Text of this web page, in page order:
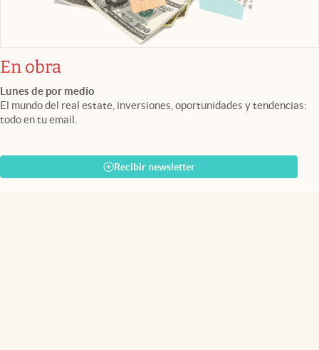
En obra
Lunes de por medio
El mundo del real estate, inversiones, oportunidades y tendencias:
todo en tu email.
Recibir newsletter